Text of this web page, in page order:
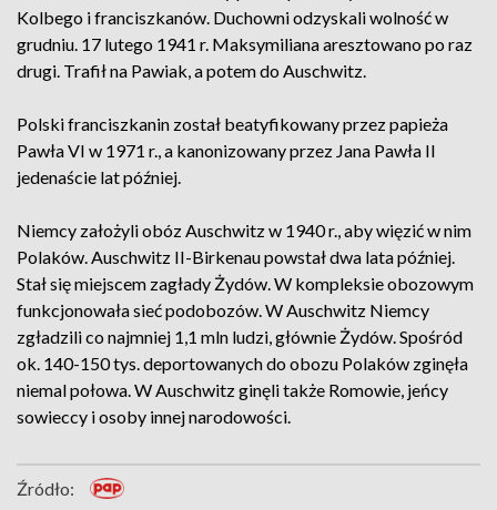
Kolbego i franciszkanów. Duchowni odzyskali wolność w
grudniu. 17 lutego 1941 r. Maksymiliana aresztowano po raz
drugi. Trafił na Pawiak, a potem do Auschwitz.
Polski franciszkanin został beatyfikowany przez papieża
Pawła VI w 1971 r., a kanonizowany przez Jana Pawła II
jedenaście lat później.
Niemcy założyli obóz Auschwitz w 1940 r., aby więzić w nim
Polaków. Auschwitz II-Birkenau powstał dwa lata później.
Stał się miejscem zagłady Żydów. W kompleksie obozowym
funkcjonowała sieć podobozów. W Auschwitz Niemcy
zgładzili co najmniej 1,1 mln ludzi, głównie Żydów. Spośród
ok. 140-150 tys. deportowanych do obozu Polaków zginęła
niemal połowa. W Auschwitz ginęli także Romowie, jeńcy
sowieccy i osoby innej narodowości.
Źródło: